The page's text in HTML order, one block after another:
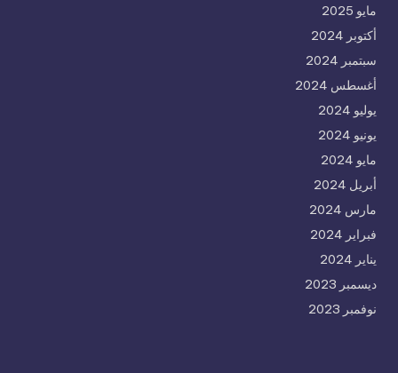
مايو 2025
أكتوبر 2024
سبتمبر 2024
أغسطس 2024
يوليو 2024
يونيو 2024
مايو 2024
أبريل 2024
مارس 2024
فبراير 2024
يناير 2024
ديسمبر 2023
نوفمبر 2023